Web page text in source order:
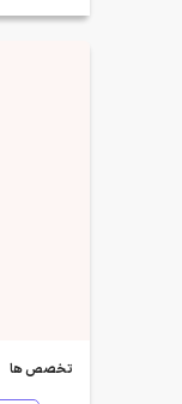
تخصص ها